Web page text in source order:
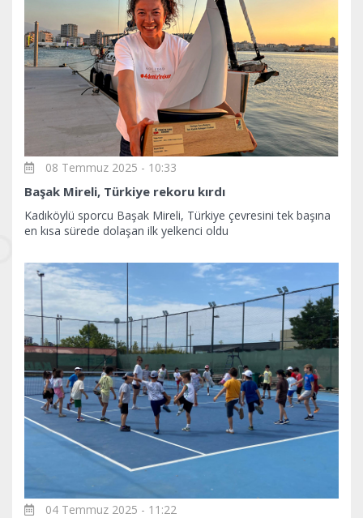
08 Temmuz 2025 - 10:33
Başak Mireli, Türkiye rekoru kırdı
Kadıköylü sporcu Başak Mireli, Türkiye çevresini tek başına
en kısa sürede dolaşan ilk yelkenci oldu
04 Temmuz 2025 - 11:22